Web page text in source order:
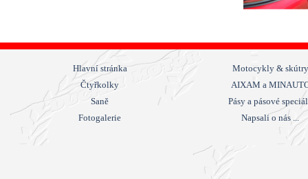
Hlavní stránka
Motocykly & skútry
Čtyřkolky
AIXAM a
Saně
Pásy a pásové
Fotogalerie
Napsali o nás ...